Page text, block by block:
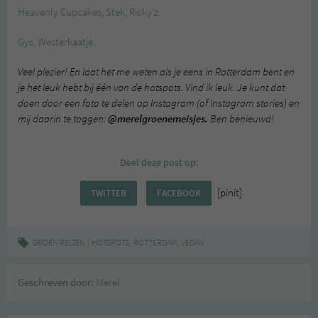
Heavenly Cupcakes, Stek, Ricky’z.
Gys, Westerkaatje.
Veel plezier! En laat het me weten als je eens in Rotterdam bent en
je het leuk hebt bij één van de hotspots. Vind ik leuk. Je kunt dat
doen door een foto te delen op Instagram (of Instagram stories) en
mij daarin te taggen:@merelgroenemeisjes. Ben benieuwd!
Deel deze post op:
TWITTER FACEBOOK [pinit]
GROEN REIZEN HOTSPOTS, ROTTERDAM, VEGAN
Geschreven door: Merel